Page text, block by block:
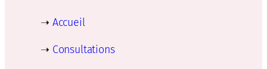
➝ Accueil
➝ Consultations